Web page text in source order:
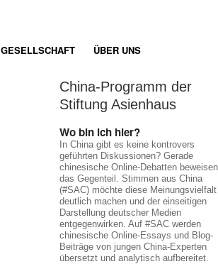
GESELLSCHAFT ÜBER UNS
China-Programm der
Stiftung Asienhaus
Wo bin ich hier?
In China gibt es keine kontrovers
geführten Diskussionen? Gerade
chinesische Online-Debatten beweisen
das Gegenteil. Stimmen aus China
(#SAC) möchte diese Meinungsvielfalt
deutlich machen und der einseitigen
Darstellung deutscher Medien
entgegenwirken. Auf #SAC werden
chinesische Online-Essays und Blog-
Beiträge von jungen China-Experten
übersetzt und analytisch aufbereitet.